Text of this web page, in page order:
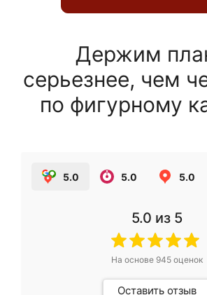
Держим
серьезнее, чем
по фигурному
5.0 5.0 5.0
5.0 из 5
На основе 945оценок
Оставить отзыв